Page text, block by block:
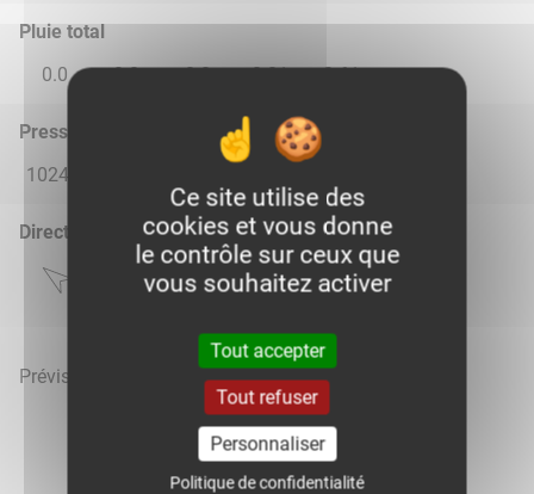
Pluie total
0.0
0.0 0.0 0.01 2.61
Pression atmosphérique (hPa)
1024.0
Direction du vent
Prévisions météo mises à jour le 6 août 2026 à 04h
Ce site utilise des
cookies et vous donne
le contrôle sur ceux que
vous souhaitez activer
Tout accepter
Tout refuser
Personnaliser
Politique de confidentialité